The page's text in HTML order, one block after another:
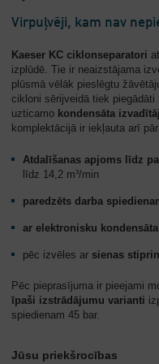
Virpuļvēji, kam nav
Kaeser KC ciklonseparatori
izplūdē. Tie ir neaizstājama
plūsmā vēlāk pieslēgtu
cikloni sērijveidā tiek
uzticamo kondensāta
komplektācijā ir iekļauta arī
Atdalīšanas apjoms līdz
līdz 14,2 m³/min
paredzēts darba
ar elektronisku
pēc izvēles ar sienas
Pēc pieprasījuma ir pieejami
īpaši izstrādājumu varianti
spiedienam 45 bar.
Jūsu priekšrocības